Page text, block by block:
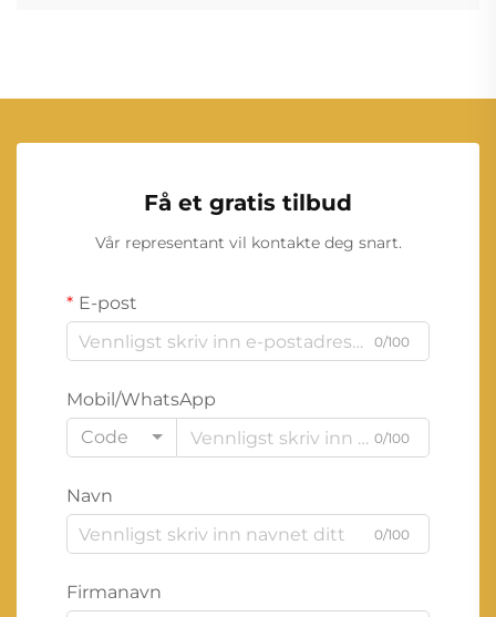
Få et gratis tilbud
Vår representant vil kontakte deg snart.
E-post
0/100
Mobil/WhatsApp
Code
0/100
Navn
0/100
Firmanavn